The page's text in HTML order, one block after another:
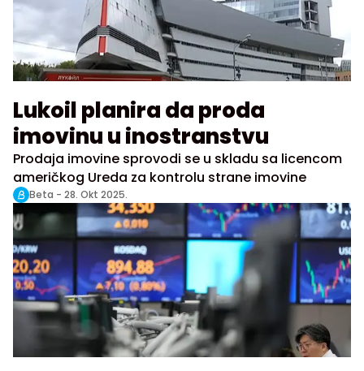
Lukoil planira da proda
imovinu u inostranstvu
Prodaja imovine sprovodi se u skladu sa licencom
američkog Ureda za kontrolu strane imovine
Beta - 28. Okt 2025.